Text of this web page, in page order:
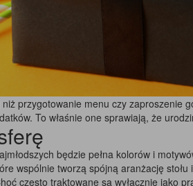
przygotowanie menu czy
To właśnie one sprawiają, że
będzie pełna kolorów i
wspólnie tworzą spójną aranżację stołu
często traktowane są wyłącznie jako